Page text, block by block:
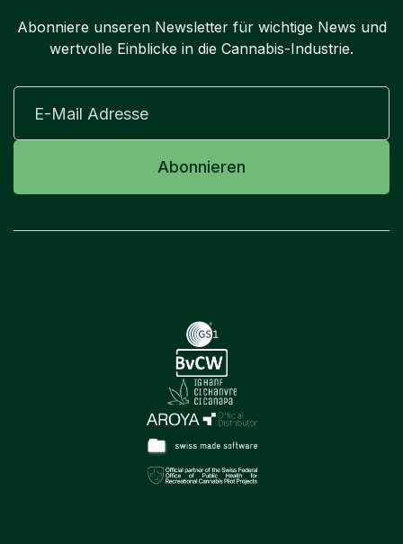
Abonniere unseren Newsletter für wichtige News und
wertvolle Einblicke in die Cannabis-Industrie.